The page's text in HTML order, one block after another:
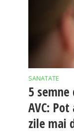
SANATATE
5
AVC:
zile mai